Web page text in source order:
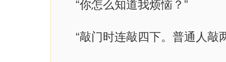
“你怎么知道我烦恼？”
“敲门时连敲四下。普通人敲